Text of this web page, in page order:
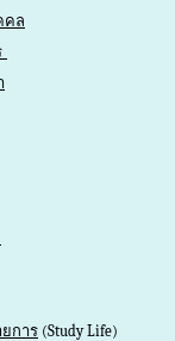
คล
การ (Study Life)